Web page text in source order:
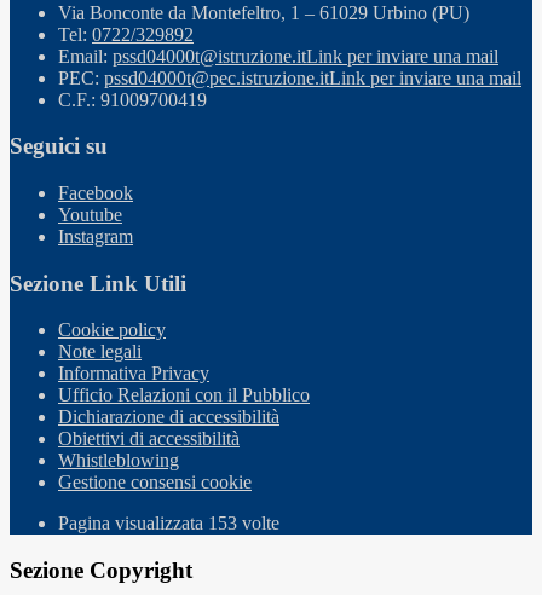
Via Bonconte da Montefeltro, 1 – 61029 Urbino (PU)
Tel: 0722/329892
Email: pssd04000t@istruzione.itLink per inviare una mail
PEC: pssd04000t@pec.istruzione.itLink per inviare una mail
C.F.: 91009700419
Seguici su
Facebook
Youtube
Instagram
Sezione Link Utili
Cookie policy
Note legali
Informativa Privacy
Ufficio Relazioni con il Pubblico
Dichiarazione di accessibilità
Obiettivi di accessibilità
Whistleblowing
Gestione consensi cookie
Pagina visualizzata 153 volte
Sezione Copyright